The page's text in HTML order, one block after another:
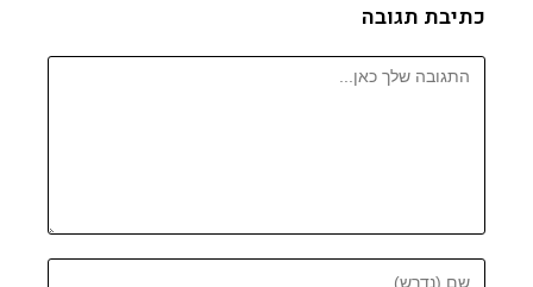
כתיבת תגובה